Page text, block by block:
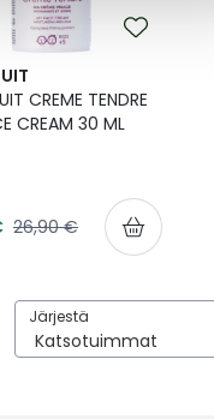
CREME TENDRE
CREAM 30 ML
Normaalihinta
26,90 €
Järjestä
Järjestä